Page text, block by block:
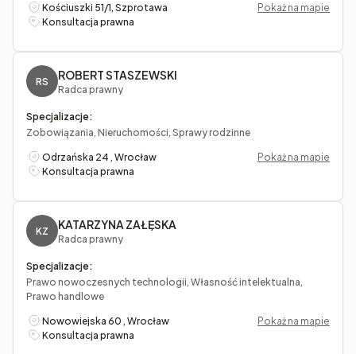
Kościuszki 51/1, Szprotawa
Pokaż na mapie
Konsultacja prawna
RS ROBERT STASZEWSKI
Radca prawny
Specjalizacje:
Zobowiązania, Nieruchomości, Sprawy rodzinne
Odrzańska 24 , Wrocław
Pokaż na mapie
Konsultacja prawna
KZ KATARZYNA ZAŁĘSKA
Radca prawny
Specjalizacje:
Prawo nowoczesnych technologii, Własność intelektualna,
Prawo handlowe
Nowowiejska 60 , Wrocław
Pokaż na mapie
Konsultacja prawna